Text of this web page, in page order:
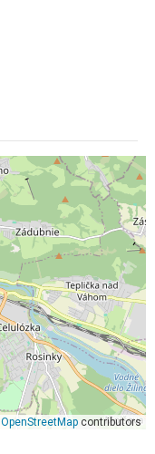
OpenStreetMap contributors